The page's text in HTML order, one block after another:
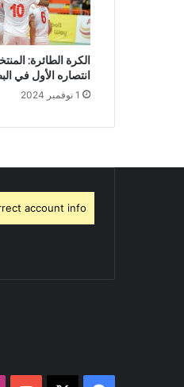
الكرة الطائرة:
انتصاره الأول في
1 نوفمبر 2024
account info.